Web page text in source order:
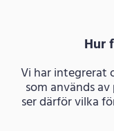
Hur
Vi har integrerat
som används
ser därför vilka